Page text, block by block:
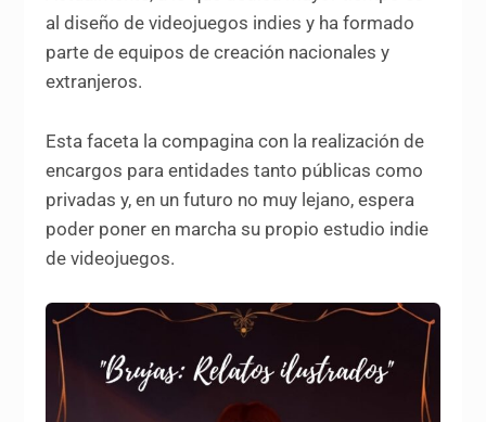
al diseño de videojuegos indies y ha formado
parte de equipos de creación nacionales y
extranjeros.
Esta faceta la compagina con la realización de
encargos para entidades tanto públicas como
privadas y, en un futuro no muy lejano, espera
poder poner en marcha su propio estudio indie
de videojuegos.